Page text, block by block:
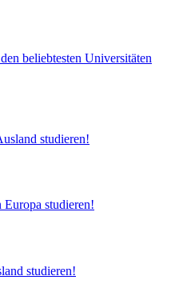
beliebtesten Universitäten
studieren!
studieren!
studieren!